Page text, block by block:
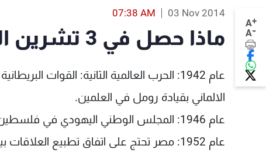
A+
A-
03 Nov 2014
07:38 AM
ماذا حصل في 3 تشرين الثاني؟
عام 1942: الحرب العالمية الثانية: القوات
الالماني بقيادة رومل في العلمين.
عام 1946: المجلس الوطني اليهودي في فلسطين ينظم اضرابا عاما احتجاجا على السياسة البريطانية.
عام 1952: مصر تحتج على اتفاق تطبيع العلاقات بين اسرائيل والمانيا.